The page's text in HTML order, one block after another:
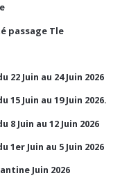
passage Tle
22 Juin au 24 Juin 2026
15 Juin au 19 Juin 2026.
8 Juin au 12 Juin 2026
1er Juin au 5 Juin 2026
Juin 2026